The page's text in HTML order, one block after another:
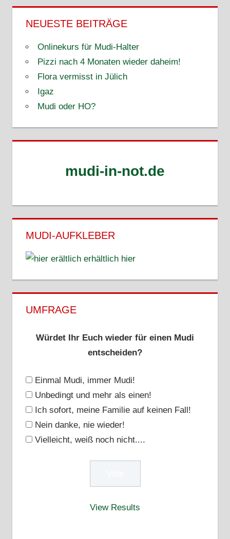
NEUESTE BEITRÄGE
Onlinekurs für Mudi-Halter
Pizzi nach 4 Monaten wieder daheim!
Flora vermisst in Jülich
Igaz
Mudi oder HO?
mudi-in-not.de
MUDI-AUFKLEBER
erhältlich hier
UMFRAGE
Würdet Ihr Euch wieder für einen Mudi
entscheiden?
Einmal Mudi, immer Mudi!
Unbedingt und mehr als einen!
Ich sofort, meine Familie auf keinen Fall!
Nein danke, nie wieder!
Vielleicht, weiß noch nicht....
View Results